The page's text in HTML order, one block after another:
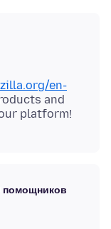
en-
and
помощников